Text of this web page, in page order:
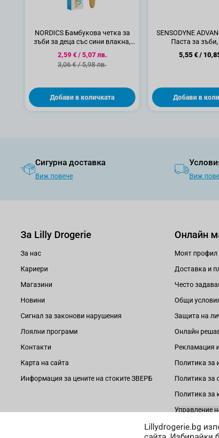
Lillydrogerie.bg
NORDICS Бамбукова четка за
зъби за деца със сини влакна,
Специална цена
2,59 €/5,07 лв.
Стандартна цена
3,06 €/5,98 лв.
Добави в количката
SENSODYNE
Паста за
5,55 €/
Добави в
Сигурна доставка
Виж повече Виж
За Lilly Drogerie
За нас
Кариери
Магазини
Новини
Сигнал за законови нарушения
Лоялни програми
Контакти
Карта на сайта
Информация за цените на стоките ЗВЕРБ
Онлайн
Моят профил
Доставка и
Често
Общи
Защита на
Онлайн
Рекламация
Политика за
Политика за
Политика за
Управление